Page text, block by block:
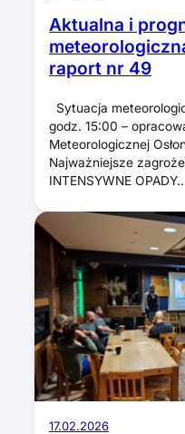
Aktualna i
raport nr 49
Sytuacja
godz. 15:00 –
Meteorologicznej
Najważniejsze
INTENSYWNE
17.02.2026